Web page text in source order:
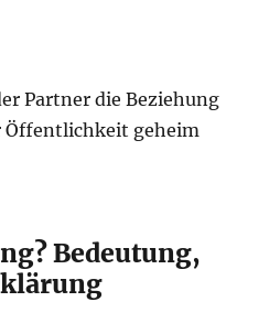
Partner die Beziehung
Öffentlichkeit geheim
Bedeutung,